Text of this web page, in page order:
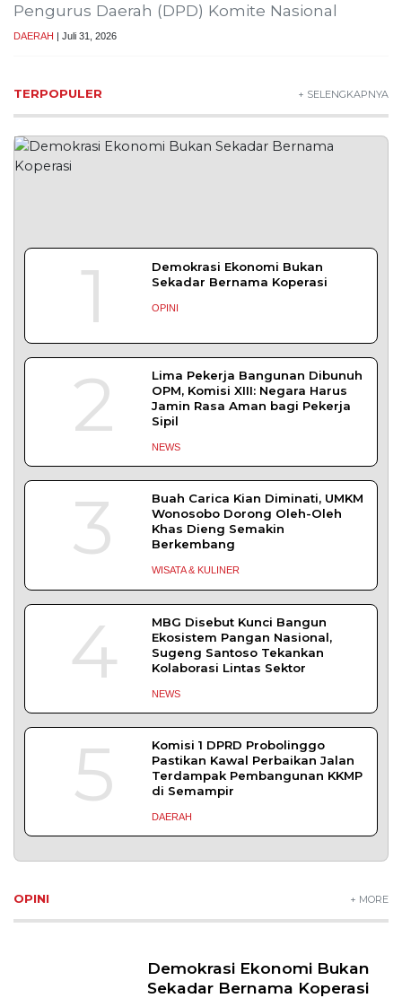
Pengurus Daerah (DPD) Komite Nasional
DAERAH | Juli 31, 2026
TERPOPULER + SELENGKAPNYA
1
Demokrasi Ekonomi Bukan
Sekadar Bernama Koperasi
OPINI
2
Lima Pekerja Bangunan Dibunuh
OPM, Komisi XIII: Negara Harus
Jamin Rasa Aman bagi Pekerja
Sipil
NEWS
3
Buah Carica Kian Diminati, UMKM
Wonosobo Dorong Oleh-Oleh
Khas Dieng Semakin
Berkembang
WISATA & KULINER
4
MBG Disebut Kunci Bangun
Ekosistem Pangan Nasional,
Sugeng Santoso Tekankan
Kolaborasi Lintas Sektor
NEWS
5
Komisi 1 DPRD Probolinggo
Pastikan Kawal Perbaikan Jalan
Terdampak Pembangunan KKMP
di Semampir
DAERAH
OPINI + MORE
Demokrasi Ekonomi Bukan
Sekadar Bernama Koperasi